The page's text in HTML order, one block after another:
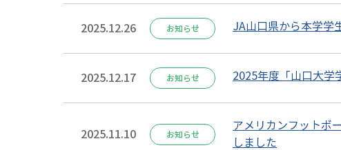
2025.12.26 お知らせ JA山口県から本学学
2025.12.17 お知らせ 2025年度「山口大学
2025.11.10 お知らせ
アメリカンフットボ
しました